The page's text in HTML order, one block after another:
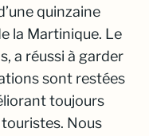
quinzaine
la Martinique. Le
a réussi à garder
sont restées
toujours
Nous